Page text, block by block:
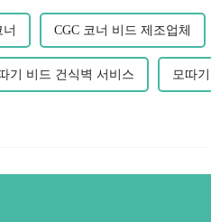
너 CGC 코너 비드 제조업체
기 비드 건식벽 서비스 모따